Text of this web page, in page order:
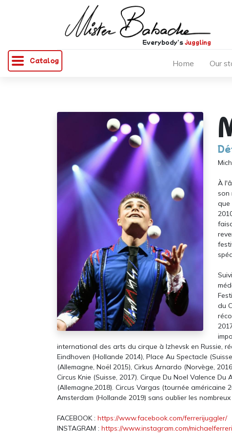
Catalog
Everybody'sjuggling
Home Our
À
son
que
du
international des arts du cirque à Izhevsk en Russie,
Eindhoven (Hollande 2014), Place Au Spectacle
(Allemagne, Noël 2015), Cirkus Arnardo (Norvège,
Circus Knie (Suisse, 2017). Cirque Du Noel Valence
(Allemagne,2018). Circus Vargas (tournée
Amsterdam (Hollande 2019) sans oublier les
FACEBOOK : https://www.facebook.com/ferrerijuggler/
INSTAGRAM : https://www.instagram.com/
Jonglerie Diffusion SA.
Case Postale 2
CH 1232 Confignon
Suisse​
Newsletter
S'inscrire
Dépôt
Route du
CH 1242
Suisse
Lu-Ve :
+41 22